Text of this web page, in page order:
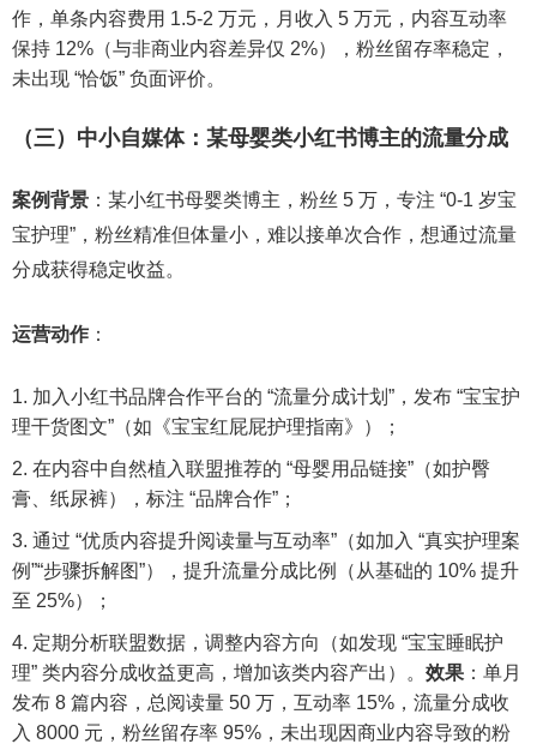
作，单条内容费用 1.5-2 万元，月收入 5 万元，内容互动率
保持 12%（与非商业内容差异仅 2%），粉丝留存率稳定，
未出现 “恰饭” 负面评价。
（三）中小自媒体：某母婴类小红书博主的流量分成
案例背景 ：某小红书母婴类博主，粉丝 5 万，专注 “0-1 岁宝
宝护理”，粉丝精准但体量小，难以接单次合作，想通过流量
分成获得稳定收益。
运营动作 ：
加入小红书品牌合作平台的 “流量分成计划”，发布 “宝宝护
理干货图文”（如《宝宝红屁屁护理指南》）；
在内容中自然植入联盟推荐的 “母婴用品链接”（如护臀
膏、纸尿裤），标注 “品牌合作”；
通过 “优质内容提升阅读量与互动率”（如加入 “真实护理案
例”“步骤拆解图”），提升流量分成比例（从基础的 10% 提升
至 25%）；
定期分析联盟数据，调整内容方向（如发现 “宝宝睡眠护
理” 类内容分成收益更高，增加该类内容产出）。 效果 ：单月
发布 8 篇内容，总阅读量 50 万，互动率 15%，流量分成收
入 8000 元，粉丝留存率 95%，未出现因商业内容导致的粉